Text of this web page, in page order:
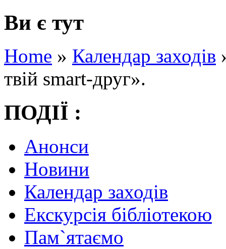
Ви є тут
Home » Календар заходів
твій smart-друг».
ПОДІЇ :
Анонси
Новини
Календар заходів
Екскурсія бібліотекою
Пам`ятаємо